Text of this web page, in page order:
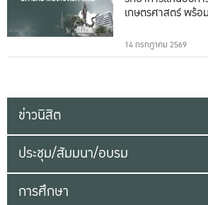
เกษตรศาสตร์ พร้อ
14 กรกฎาคม 2569
ข่าวนิสิต
ประชุม/สัมมนา/อบรม
การศึกษา